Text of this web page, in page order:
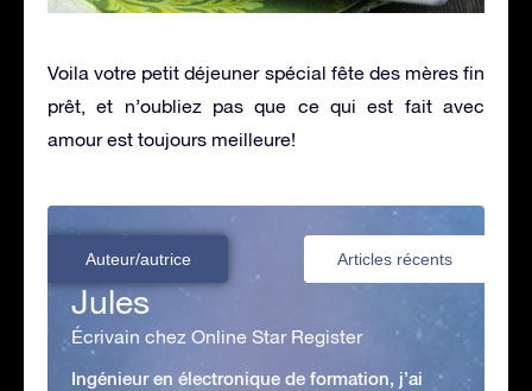
Voila votre petit déjeuner spécial fête des mères fin
prêt, et n’oubliez pas que ce qui est fait avec
amour est toujours meilleure!
Auteur/autrice Articles récents
Jules
Écrivain chez Online Star Register
Ingénieur en électronique de formation, j’ai